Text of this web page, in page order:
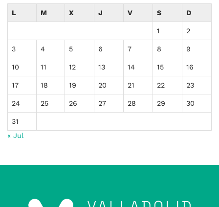
L M X J V S D
1 2
3 4 5 6 7 8 9
10 11 12 13 14 15 16
17 18 19 20 21 22 23
24 25 26 27 28 29 30
31
« Jul